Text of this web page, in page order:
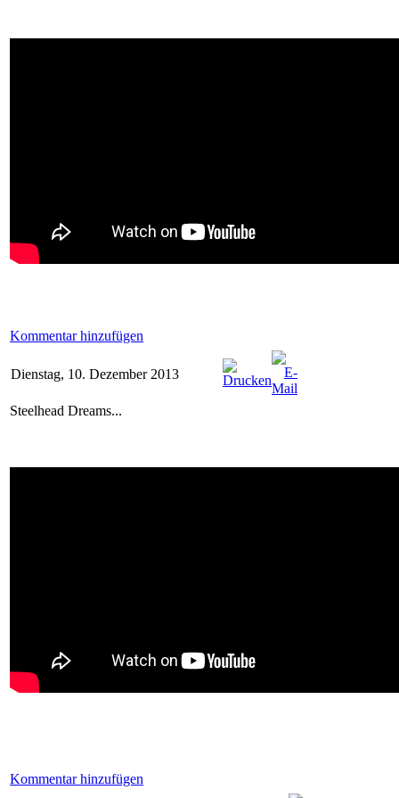
Kommentar hinzufügen
Dienstag, 10. Dezember 2013
Steelhead Dreams...
Kommentar hinzufügen